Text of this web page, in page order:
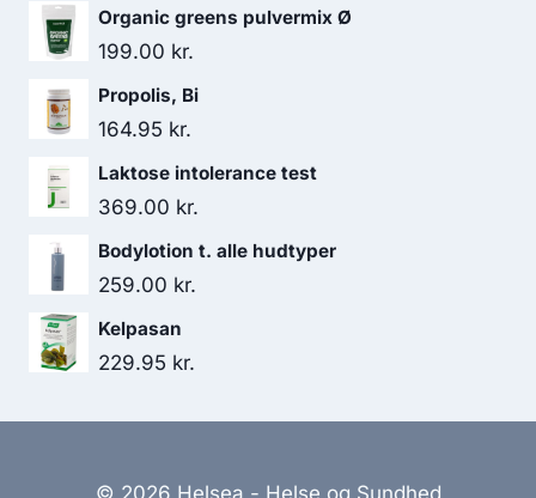
98.00 kr..
79.95 kr..
Organic greens pulvermix Ø
199.00 kr.
Propolis, Bi
164.95 kr.
Laktose intolerance test
369.00 kr.
Bodylotion t. alle hudtyper
259.00 kr.
Kelpasan
229.95 kr.
© 2026 Helsea - Helse og Sundhed